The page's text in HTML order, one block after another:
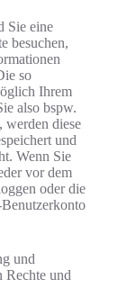
Sie eine
besuchen,
so
Ihrem
also bspw.
werden diese
und
Wenn Sie
vor dem
oder die
und
Rechte und